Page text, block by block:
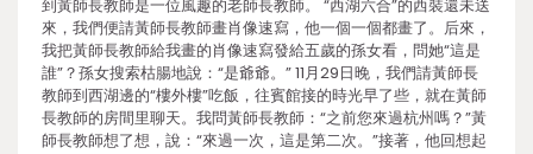
到黃師長教師是一位風趣的老師長教師。 “西湖六合”的西裝還未送
來，我們便請黃師長教師畫肖像速寫，他一個一個都畫了。后來，
我把黃師長教師給我畫的肖像速寫發給五歲的孫女看，問她“這是
誰”？孫女搜索枯腸地說：“是爺爺。” 11月29日晚，我們請黃師長
教師到西湖邊的“樓外樓”吃飯，往賓館接的時光早了些，就在黃師
長教師的房間里聊天。我問黃師長教師：“之前您來過杭州嗎？”黃
師長教師想了想，說：“來過一次，這是第二次。”接著，他回想起